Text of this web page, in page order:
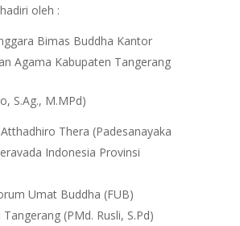
oleh :
Bimas Buddha Kantor
Agama Kabupaten Tangerang
S.Ag., M.MPd)
Thera (Padesanayaka
Indonesia Provinsi
Umat Buddha (FUB)
(PMd. Rusli, S.Pd)